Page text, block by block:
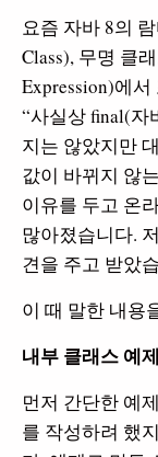
요즘 자바 8의
Class), 무명 클
Expression)에
“사실상 final(자
지는 않았지만
값이 바뀌지 않
이유를 두고 온
많아졌습니다.
견을 주고 받았
이 때 말한 내용
내부 클래스 예제
먼저 간단한 예
를 작성하려 했